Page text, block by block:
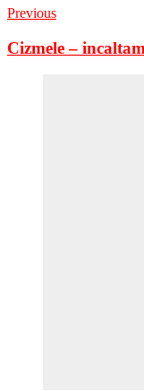
Previous
Cizmele –